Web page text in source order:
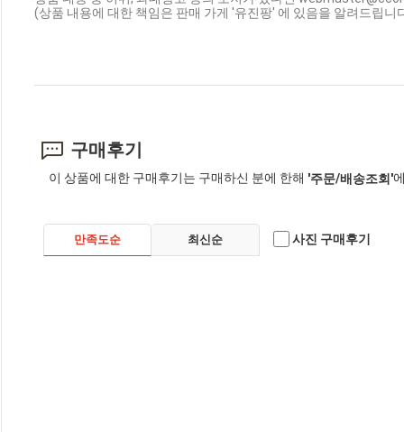
(상품 내용에 대한 책임은 판매 가게 '유진팡' 에 있음을 알려드립니
구매후기
이 상품에 대한 구매후기는 구매하신 분에 한해 '주문/배송조회'
만족도순 최신순 사진 구매후기